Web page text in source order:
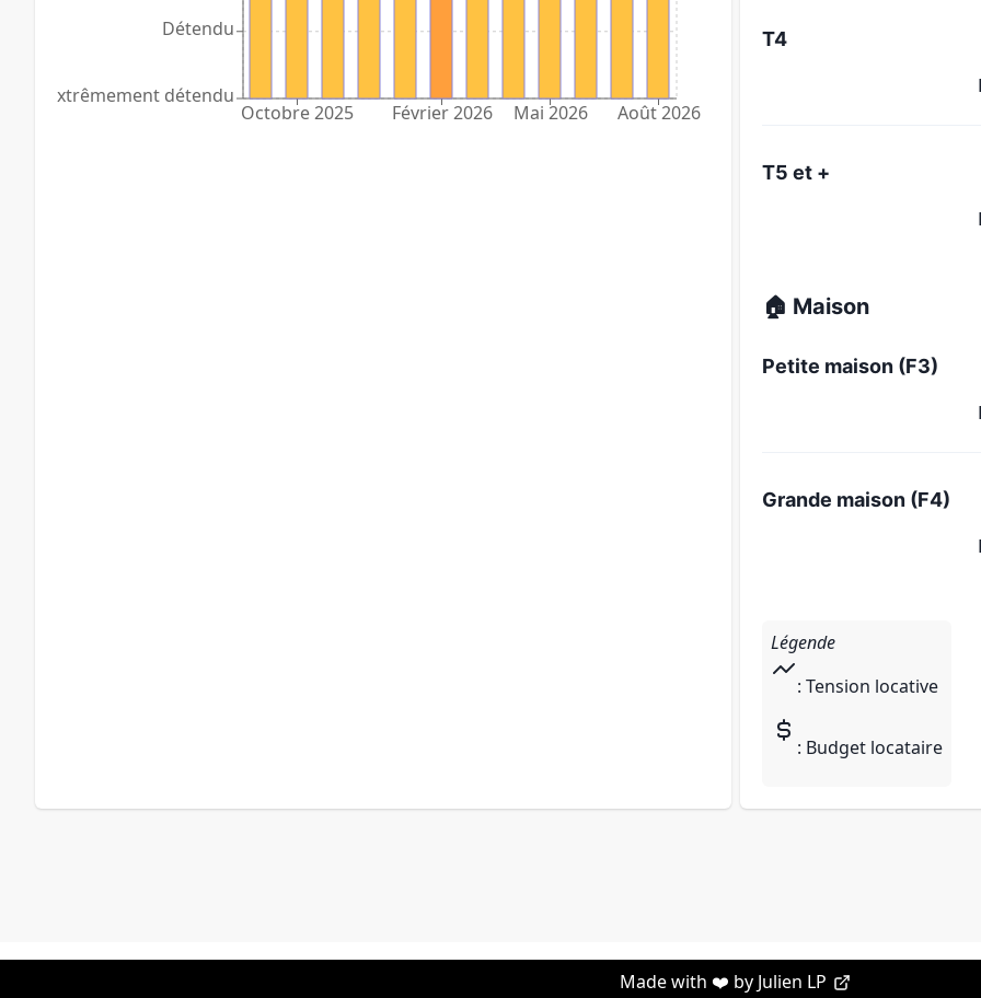
Octobre 2025 Février 2026 Mai 2026 Août 2026
Extrêmement détendu
Détendu T4
T5 et +
🏠 Maison
Petite maison (F3)
Grande maison (F4)
Légende
: Tension locative
: Budget locataire
Made with ❤️ by Julien LP